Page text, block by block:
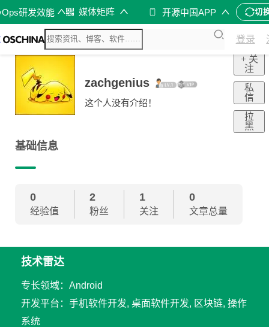
研发效能 媒体矩阵 开源中国APP 切
登录
zachgenius
这个人没有介绍！
+ 关
注
私
信
拉
黑
基础信息
0
经验值
2
粉丝
1
关注
0
文章总量
技术雷达
专长领域：Android
开发平台：手机软件开发, 桌面软件开发, 区块链, 操作
系统